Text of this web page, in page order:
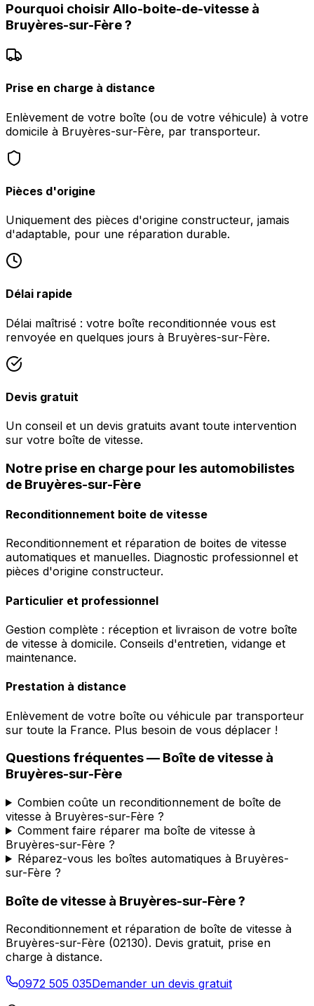
Pourquoi choisir Allo-boite-de-vitesse à
Bruyères-sur-Fère?
Prise en charge à distance
Enlèvement de votre boîte (ou de votre véhicule) à votre
domicile à Bruyères-sur-Fère, par transporteur.
Pièces d'origine
Uniquement des pièces d'origine constructeur, jamais
d'adaptable, pour une réparation durable.
Délai rapide
Délai maîtrisé : votre boîte reconditionnée vous est
renvoyée en quelques jours à Bruyères-sur-Fère.
Devis gratuit
Un conseil et un devis gratuits avant toute intervention
sur votre boîte de vitesse.
Notre prise en charge pour les automobilistes
de Bruyères-sur-Fère
Reconditionnement boite de vitesse
Reconditionnement et réparation de boites de vitesse
automatiques et manuelles. Diagnostic professionnel et
pièces d'origine constructeur.
Particulier et professionnel
Gestion complète : réception et livraison de votre boîte
de vitesse à domicile. Conseils d'entretien, vidange et
maintenance.
Prestation à distance
Enlèvement de votre boîte ou véhicule par transporteur
sur toute la France. Plus besoin de vous déplacer !
Questions fréquentes — Boîte de vitesse à
Bruyères-sur-Fère
Combien coûte un reconditionnement de boîte de
vitesse à Bruyères-sur-Fère ?
Comment faire réparer ma boîte de vitesse à
Bruyères-sur-Fère ?
Réparez-vous les boîtes automatiques à Bruyères-
sur-Fère ?
Boîte de vitesse à Bruyères-sur-Fère?
Reconditionnement et réparation de boîte de vitesse à
Bruyères-sur-Fère (02130). Devis gratuit, prise en
charge à distance.
0972 505 035Demander un devis gratuit